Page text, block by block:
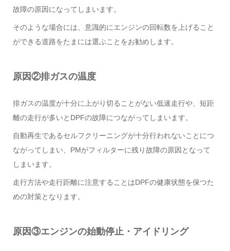
故障の原因になってしまいます。
そのような場合には、意識的にエンジンの回転数を上げること
ができる道路をたまには選ぶことをお勧めします。
原因②排ガスの温度
排ガスの温度が十分に上がり切ることがない低速走行や、短距
離の走行が多いとDPFの故障につながってしまいます。
自動再生であるセルフクリーニングが十分行われないことにつ
ながってしまい、PMがフィルターに残り故障の原因となって
しまいます。
走行方法や走行距離に注意することはDPFの健康状態を保つた
めの対策となります。
原因③エンジンの始動停止・アイドリング